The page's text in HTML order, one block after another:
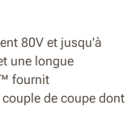
80V et jusqu'à
une longue
fournit
de coupe dont